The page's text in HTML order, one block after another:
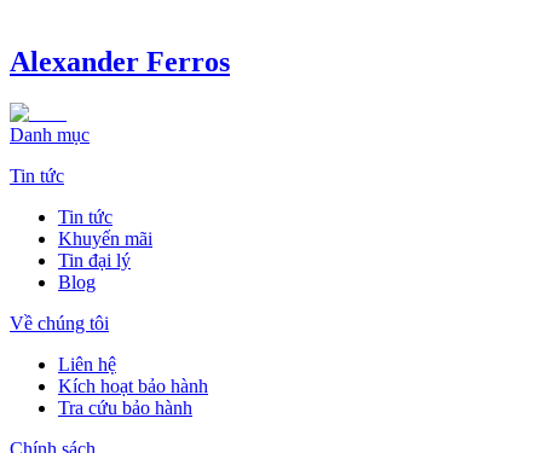
Alexander Ferros
Danh mục
Tin tức
Tin tức
Khuyến mãi
Tin đại lý
Blog
Về chúng tôi
Liên hệ
Kích hoạt bảo hành
Tra cứu bảo hành